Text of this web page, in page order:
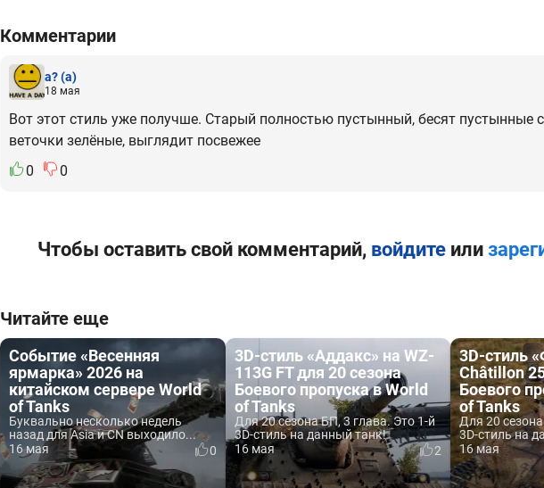
Комментарии
а?(а)
18 мая
Вот этот стиль уже получше. Старый полностью пустынный, бесят пустынные
веточки зелёные, выглядит посвежее
0
0
Чтобы оставить свой комментарий, войдитеили
Читайте еще
Событие «Весенняя
ярмарка» 2026 на
китайском сервере World
of Tanks
Буквально несколько недель
назад для Asia и CN выходило...
16 мая
0
3D-стиль «Аддакс» на WZ-
113G FT для 20 сезона
Боевого пропуска в World
of Tanks
Для 20 сезона БП, 3 глава. Это 1-й
3D-стиль на данный танк!
16 мая
2
3D-стиль
Châtillon
Боевого
of Tanks
Для 20
3D-стиль на
16 мая